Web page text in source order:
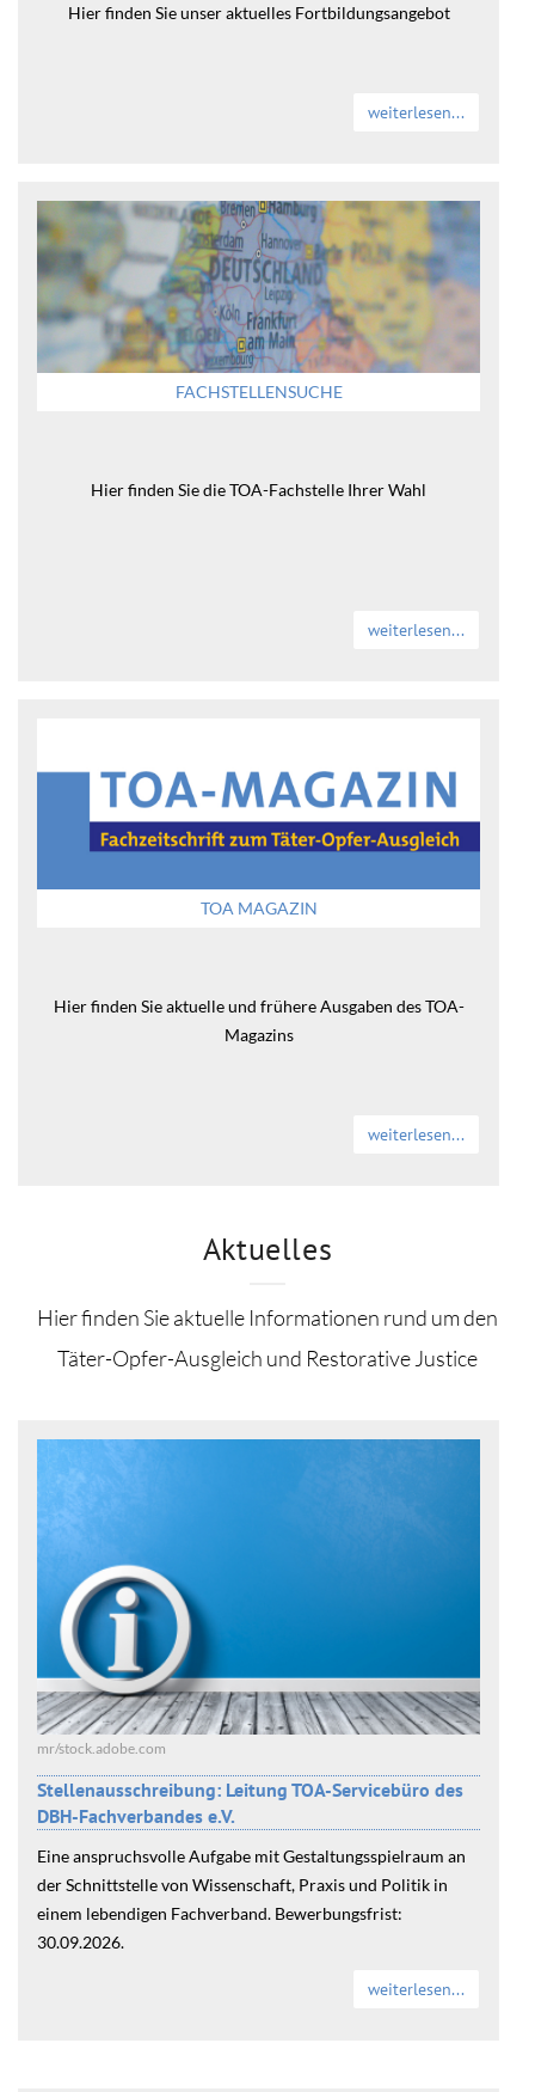
Hier finden Sie unser aktuelles Fortbildungsangebot
weiterlesen...
FACHSTELLENSUCHE
Hier finden Sie die TOA-Fachstelle Ihrer Wahl
weiterlesen...
TOA MAGAZIN
Hier finden Sie aktuelle und frühere Ausgaben des TOA-
Magazins
weiterlesen...
Aktuelles
Hier finden Sie aktuelle Informationen rund um den
Täter-Opfer-Ausgleich und Restorative Justice
mr/stock.adobe.com
Stellenausschreibung: Leitung TOA-Servicebüro des
DBH-Fachverbandes e.V.
Eine anspruchsvolle Aufgabe mit Gestaltungsspielraum an
der Schnittstelle von Wissenschaft, Praxis und Politik in
einem lebendigen Fachverband. Bewerbungsfrist:
30.09.2026.
weiterlesen...